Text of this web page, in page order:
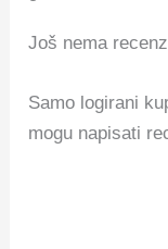
Još nema
Samo logirani
mogu napisati